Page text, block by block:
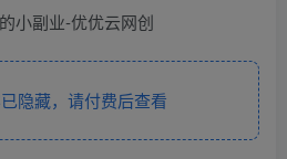
隐藏，请付费后查看